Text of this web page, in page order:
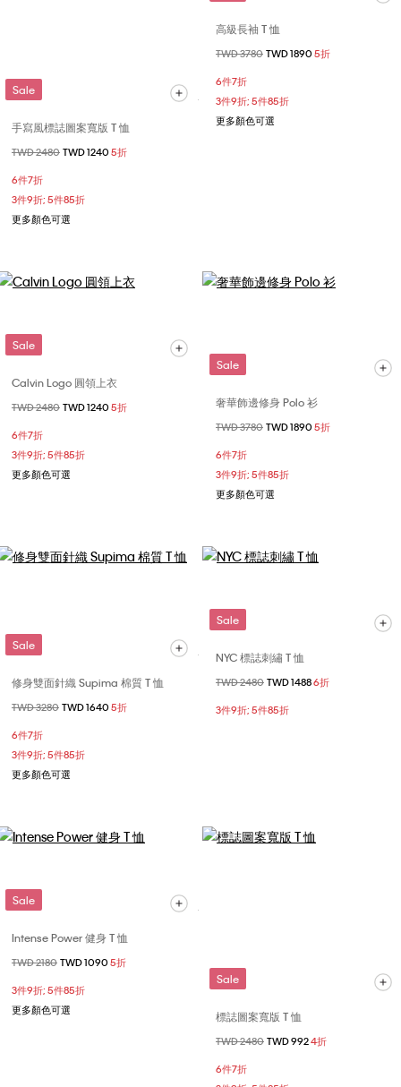
Sale
手寫風標誌圖案寬版 T 恤
價格扣減從
TWD 2480 至
TWD 1240 5折
6件7折
3件9折; 5件85折
更多顏色可選
高級長袖 T 恤
價格扣減從
TWD 3780 至
TWD 1890 5折
6件7折
3件9折; 5件85折
更多顏色可選
Sale
Calvin Logo 圓領上衣
價格扣減從
TWD 2480 至
TWD 1240 5折
6件7折
3件9折; 5件85折
更多顏色可選
Sale
奢華飾邊修身 Polo 衫
價格扣減從
TWD 3780 至
TWD 1890 5折
6件7折
3件9折; 5件85折
更多顏色可選
Sale
修身雙面針織 Supima 棉質 T 恤
價格扣減從
TWD 3280 至
TWD 1640 5折
6件7折
3件9折; 5件85折
更多顏色可選
Sale
NYC 標誌刺繡 T 恤
價格扣減從
TWD 2480 至
TWD 14886折
3件9折; 5件85折
Sale
Intense Power 健身 T 恤
價格扣減從
TWD 2180 至
TWD 1090 5折
3件9折; 5件85折
更多顏色可選
Sale
標誌圖案寬版 T 恤
價格扣減從
TWD 2480 至
TWD 9924折
6件7折